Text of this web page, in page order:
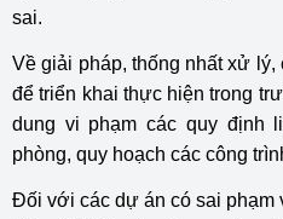
sai.
Về giải pháp, thống nhất xử lý,
để triển khai thực hiện trong
dung vi phạm các quy định
phòng, quy hoạch các công
Đối với các dự án có sai phạm